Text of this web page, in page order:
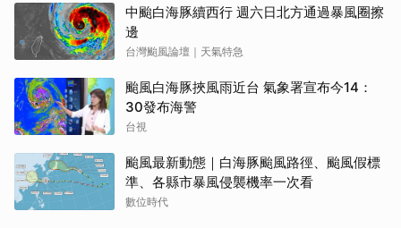
中颱白海豚續西行 週六日北方通過暴風圈擦
邊
台灣颱風論壇｜天氣特急
颱風白海豚挾風雨近台 氣象署宣布今14：
30發布海警
台視
颱風最新動態｜白海豚颱風路徑、颱風假標
準、各縣市暴風侵襲機率一次看
數位時代